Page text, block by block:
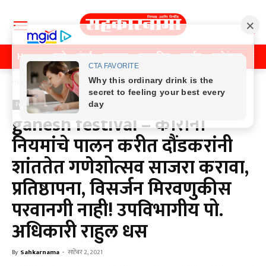
Home पुणे मुंबई महाराष्ट्र राजकीय क्राईम मनोरंजन
Home Previos News
Previos News
ganesh festival – कोरोना
नियमांचे पालन करीत दौंडकरांनी
शांततेत गणेशोत्सव साजरा करावा,
प्रतिष्ठापना, विसर्जन मिरवणुकीस
परवानगी नाही! उपविभागीय पो.
अधिकारी राहुल धस
By Sahkarnama - सप्टेंबर 2, 2021